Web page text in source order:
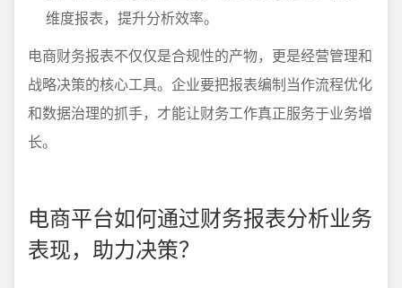
维度报表，提升分析效率。
电商财务报表不仅仅是合规性的产物，更是经营管理和
战略决策的核心工具。企业要把报表编制当作流程优化
和数据治理的抓手，才能让财务工作真正服务于业务增
长。
电商平台如何通过财务报表分析业务
表现，助力决策？